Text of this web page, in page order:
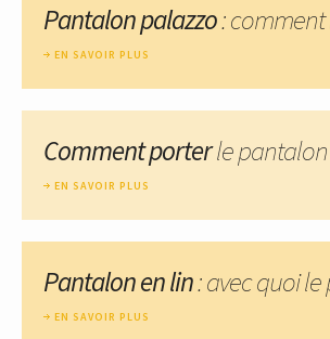
Pantalon palazzo:
EN SAVOIR PLUS
Comment porterle
EN SAVOIR PLUS
Pantalon en lin: avec quoi le
EN SAVOIR PLUS